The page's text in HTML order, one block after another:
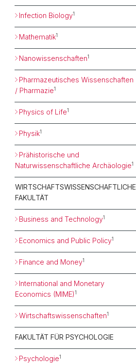
Infection Biology1
Mathematik1
Nanowissenschaften1
Pharmazeutisches Wissenschaften
/ Pharmazie1
Physics of Life1
Physik1
Prähistorische und
Naturwissenschaftliche Archäologie1
WIRTSCHAFTSWISSENSCHAFTLICHE
FAKULTÄT
Business and Technology1
Economics and Public Policy1
Finance and Money1
International and Monetary
Economics (MIME)1
Wirtschaftswissenschaften1
FAKULTÄT FÜR PSYCHOLOGIE
Psychologie1